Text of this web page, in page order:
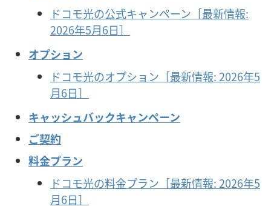
ドコモ光の公式キャンペーン［最新情報:
2026年5月6日］
オプション
ドコモ光のオプション［最新情報: 2026年5
月6日］
キャッシュバックキャンペーン
ご契約
料金プラン
ドコモ光の料金プラン［最新情報: 2026年5
月6日］